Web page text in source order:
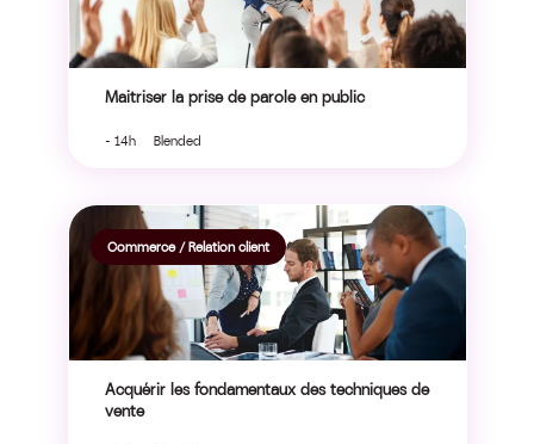
Maitriser la prise de parole en public
- 14h Blended
Commerce / Relation client
Acquérir les fondamentaux des techniques de
vente